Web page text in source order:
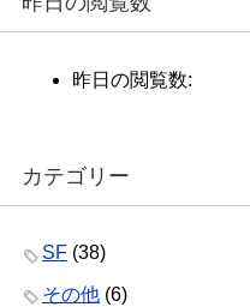
昨日の閲覧数:
カテゴリー
SF (38)
その他 (6)